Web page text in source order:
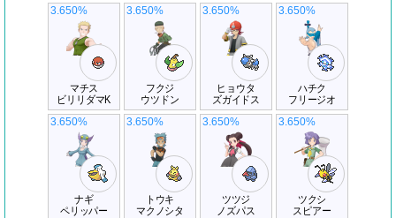
マチス
ビリリダマK
3.650%
フクジ
ウツドン
3.650%
ヒョウタ
ズガイドス
3.650%
ハチク
フリージオ
3.650%
ナギ
ペリッパー
3.650%
トウキ
マクノシタ
3.650%
ツツジ
ノズパス
3.650%
ツクシ
スピアー
3.650%